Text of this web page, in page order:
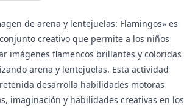
de arena y lentejuelas: Flamingos» es
creativo que permite a los niños
imágenes flamencos brillantes y coloridas
arena y lentejuelas. Esta actividad
desarrolla habilidades motoras
imaginación y habilidades creativas en los